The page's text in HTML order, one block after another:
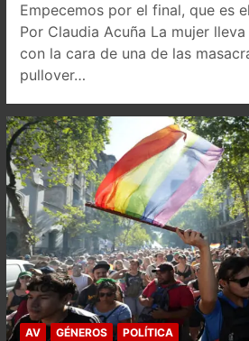
Empecemos por el final, que es
Por Claudia Acuña La mujer
con la cara de una de las
pullover…
AV GÉNEROS POLÍTICA